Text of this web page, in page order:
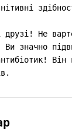
друзі! Не
Ви значно